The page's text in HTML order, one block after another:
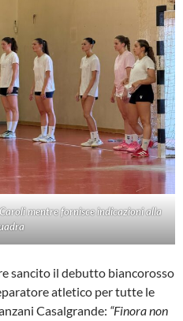
mentre fornisce indicazioni alla
sancito il debutto biancorosso
atletico per tutte le
Casalgrande: “Finora non